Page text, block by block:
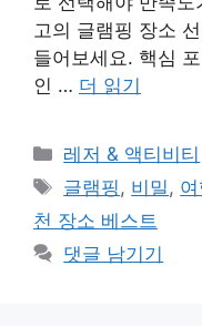
고의 글램핑 장소
들어보세요. 핵심
인 … 더 읽기
카
테
리
레저 & 액티비티
태
그
글램핑, 비밀, 여
천 장소 베스트
댓글 남기기